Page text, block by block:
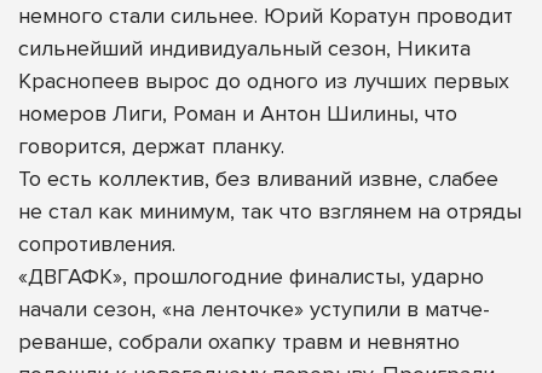
немного стали сильнее. Юрий Коратун проводит
сильнейший индивидуальный сезон, Никита
Краснопеев вырос до одного из лучших первых
номеров Лиги, Роман и Антон Шилины, что
говорится, держат планку.
То есть коллектив, без вливаний извне, слабее
не стал как минимум, так что взглянем на отряды
сопротивления.
«ДВГАФК», прошлогодние финалисты, ударно
начали сезон, «на ленточке» уступили в матче-
реванше, собрали охапку травм и невнятно